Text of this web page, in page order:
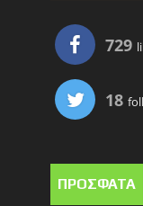
729
18
ΠΡΟΣΦΑΤΑ